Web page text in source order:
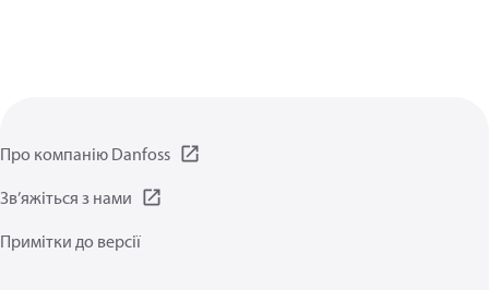
Про компанію Danfoss
Зв’яжіться з нами
Примітки до версії